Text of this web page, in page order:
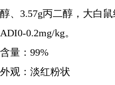
醇、3.57g丙二醇，大白鼠
ADI0-0.2mg/kg。
含量：99%
外观：淡红粉状